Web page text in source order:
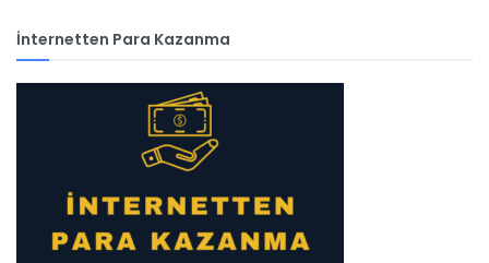
İnternetten Para Kazanma